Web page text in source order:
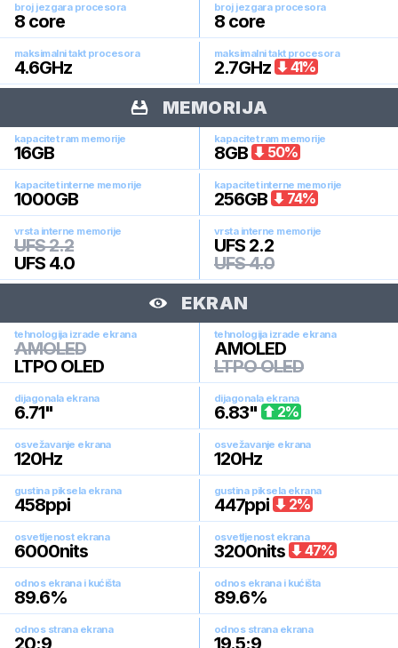
broj jezgara procesora
8 core
broj jezgara procesora
8 core
maksimalni takt procesora
4.6GHz
maksimalni takt procesora
2.7GHz 41%
MEMORIJA
kapacitet ram memorije
16GB
kapacitet ram memorije
8GB 50%
kapacitet interne memorije
1000GB
kapacitet interne memorije
256GB 74%
vrsta interne memorije
UFS 2.2
UFS 4.0
vrsta interne memorije
UFS 2.2
UFS 4.0
EKRAN
tehnologija izrade ekrana
AMOLED
LTPO OLED
tehnologija izrade ekrana
AMOLED
LTPO OLED
dijagonala ekrana
6.71"
dijagonala ekrana
6.83" 2%
osvežavanje ekrana
120Hz
osvežavanje ekrana
120Hz
gustina piksela ekrana
458ppi
gustina piksela ekrana
447ppi 2%
osvetljenost ekrana
6000nits
osvetljenost ekrana
3200nits 47%
odnos ekrana i kućišta
89.6%
odnos ekrana i kućišta
89.6%
odnos strana ekrana
20:9
odnos strana ekrana
19.5:9